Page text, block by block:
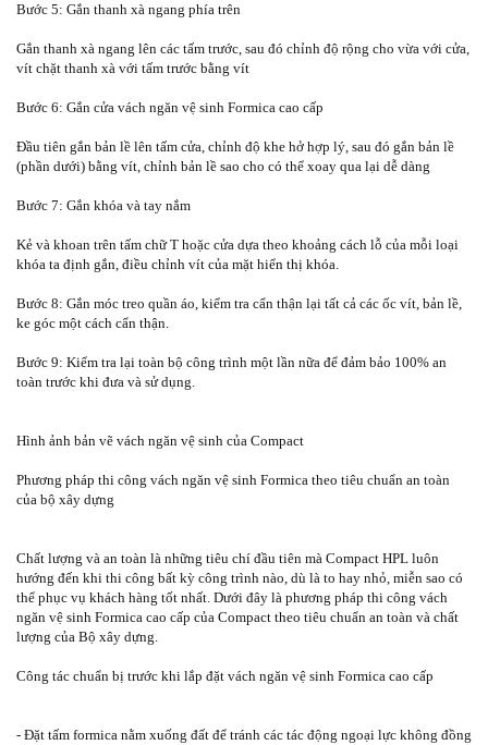
Bước 5: Gắn thanh xà ngang phía trên
Gắn thanh xà ngang lên các tấm trước, sau đó chỉnh độ rộng cho vừa với cửa,
vít chặt thanh xà với tấm trước bằng vít
Bước 6: Gắn cửa vách ngăn vệ sinh Formica cao cấp
Đầu tiên gắn bản lề lên tấm cửa, chỉnh độ khe hở hợp lý, sau đó gắn bản lề
(phần dưới) bằng vít, chỉnh bản lề sao cho có thể xoay qua lại dễ dàng
Bước 7: Gắn khóa và tay nắm
Kẻ và khoan trên tấm chữ T hoặc cửa dựa theo khoảng cách lỗ của mỗi loại
khóa ta định gắn, điều chỉnh vít của mặt hiển thị khóa.
Bước 8: Gắn móc treo quần áo, kiểm tra cẩn thận lại tất cả các ốc vít, bản lề,
ke góc một cách cẩn thận.
Bước 9: Kiểm tra lại toàn bộ công trình một lần nữa để đảm bảo 100% an
toàn trước khi đưa và sử dụng.
Hình ảnh bản vẽ vách ngăn vệ sinh của Compact
Phương pháp thi công vách ngăn vệ sinh Formica theo tiêu chuẩn an toàn
của bộ xây dựng
Chất lượng và an toàn là những tiêu chí đầu tiên mà Compact HPL luôn
hướng đến khi thi công bất kỳ công trình nào, dù là to hay nhỏ, miễn sao có
thể phục vụ khách hàng tốt nhất. Dưới đây là phương pháp thi công vách
ngăn vệ sinh Formica cao cấp của Compact theo tiêu chuẩn an toàn và chất
lượng của Bộ xây dựng.
Công tác chuẩn bị trước khi lắp đặt vách ngăn vệ sinh Formica cao cấp
- Đặt tấm formica nằm xuống đất để tránh các tác động ngoại lực không đồng